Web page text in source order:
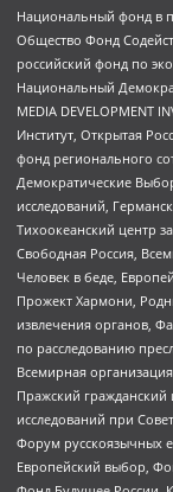
Национальный фонд в
Общество Фонд
российский фонд по
Национальный
MEDIA DEVELOPMENT
Институт, Открытая
фонд регионального
Демократические
исследований,
Тихоокеанский центр
Свободная Россия,
Человек в беде,
Прожект Хармони,
извлечения органов,
по расследованию
Всемирная
Пражский гражданский
исследований при
Форум русскоязычных
Европейский выбор,